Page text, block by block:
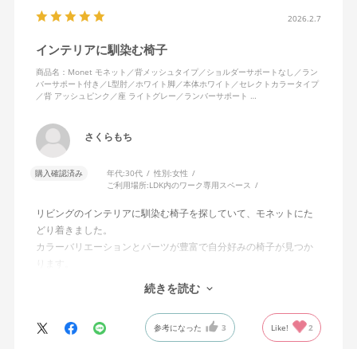
2026.2.7
インテリアに馴染む椅子
商品名：Monet モネット／背メッシュタイプ／ショルダーサポートなし／ラン
バーサポート付き／L型肘／ホワイト脚／本体ホワイト／セレクトカラータイプ
／背 アッシュピンク／座 ライトグレー／ランバーサポート …
さくらもち
購入確認済み 年代:30代 性別:女性
ご利用場所:LDK内のワーク専用スペース
リビングのインテリアに馴染む椅子を探していて、モネットにた
どり着きました。
カラーバリエーションとパーツが豊富で自分好みの椅子が見つか
オフィスチェアにしては比較的コンパクトで家に置くのに最適で
した、座り心地も良く大変気に入っています。
今回どうしても欲しい色の組み合わせがあったので固定肘の物を
購入しましたが、欲を言えば稼働肘バージョンもバイカラーなど
続きを読む
参考になった 3 Like! 2